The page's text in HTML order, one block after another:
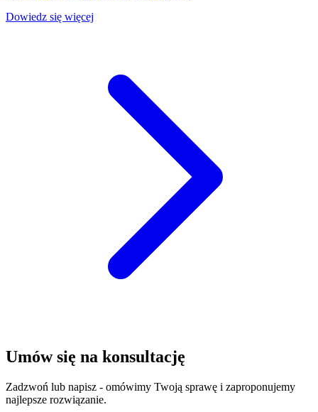
Dowiedz się więcej
Umów się na konsultację
Zadzwoń lub napisz - omówimy Twoją sprawę i zaproponujemy
najlepsze rozwiązanie.